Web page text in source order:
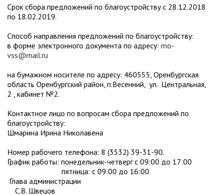
Срок сбора предложений по благоустройству с 28.12.2018
по 18.02.2019.
Способ направления предложений по благоустройству:
в форме электронного документа по адресу: mo-
vss@mail.ru
на бумажном носителе по адресу: 460555, Оренбургская
область Оренбургский район, п.Весенний, ул. Центральная,
2 , кабинет №2.
Контактное лицо по вопросам сбора предложений по
благоустройству:
Шмарина Ирина Николавена
Номер рабочего телефона: 8 (3532) 39-31-90.
График работы: понедельник-четверг с 09:00 до 17:00
пятница: с 09:00 до 16:00
Глава администрации
С.В. Швецов